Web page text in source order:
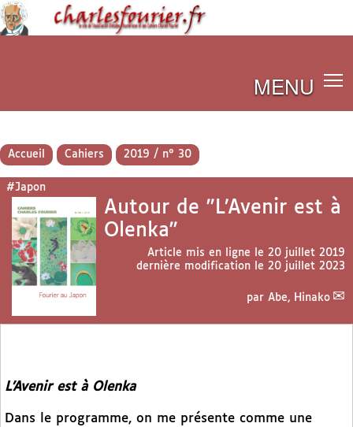
MENU
Accueil Cahiers 2019 / n° 30
#Japon
Autour de "L’Avenir est à
Olenka"
Article mis en ligne le 20 juillet 2019
dernière modification le 20 juillet 2023
par Abe, Hinako
L’Avenir est à Olenka
Dans le programme, on me présente comme une